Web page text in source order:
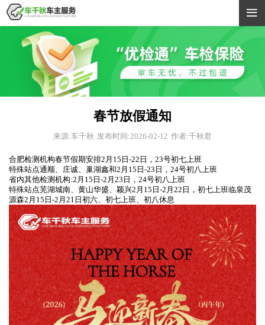

春节放假通知
来源:车千秋 发布时间:2026-02-12 作者:千秋君
合肥检测机构春节假期安排2月15日-22日，23号初七上班
特殊站点通顺、庄诚、巢湖鑫和2月15日-23日，24号初八上班
省内其他检测机构:2月15日-2月23日，24号初八上班
特殊站点芜湖城南、黄山华盛、颖兴2月15日-2月22日，初七上班临泉茂
源森2月15日-2月21日初六、初七上班、初八休息